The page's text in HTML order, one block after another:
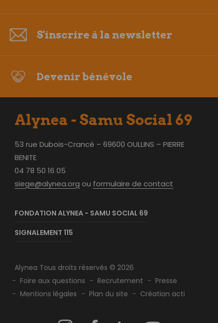
S'inscrire à la newsletter
Devenir bénévole
Alynea - Samu Social 69
53 rue Dubois-Crancé – 69600 OULLINS – PIERRE
BENITE
04 78 50 16 05
siege@alynea.org ou formulaire de contact
FONDATION ALYNEA - SAMU SOCIAL 69
SIGNALEMENT 115
Alynea Tous droits réservés © 2026
Foire aux questions
Recrutement
Presse
Mentions légales
Plan du site Création acti